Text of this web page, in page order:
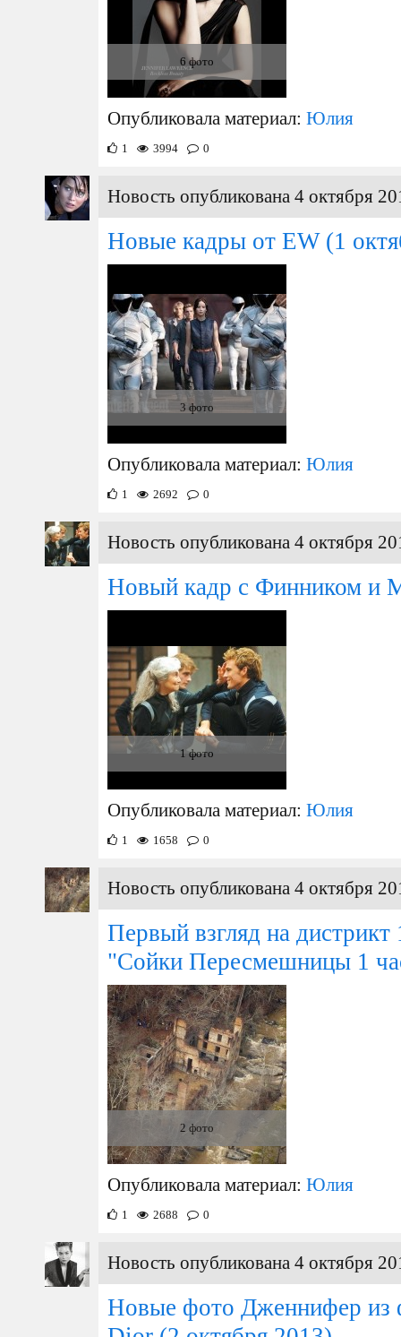
6 фото
Опубликовала материал: Юлия
1 3994 0
Новость опубликована 4 октября
Новые кадры от EW(1
3 фото
Опубликовала материал: Юлия
1 2692 0
Новость опубликована 4 октября
Новый кадр с Финником и
1 фото
Опубликовала материал: Юлия
1 1658 0
Новость опубликована 4 октября
Первый взгляд на
"Сойки Пересмешницы 1
2 фото
Опубликовала материал: Юлия
1 2688 0
Новость опубликована 4 октября
Новые фото Дженнифер из